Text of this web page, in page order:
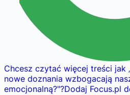
Chcesz czytać więcej treści jak
nowe doznania wzbogacają
emocjonalną?"?Dodaj Focus.pl